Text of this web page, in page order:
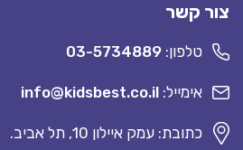
צור קשר
טלפון: 03-5734889
אימייל: info@kidsbest.co.il
כתובת: עמק איילון 10, תל אביב.